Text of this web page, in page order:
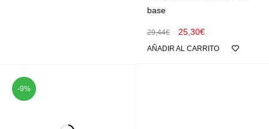
base
29,44€ 25,30€
AÑADIR AL CARRITO
-9%